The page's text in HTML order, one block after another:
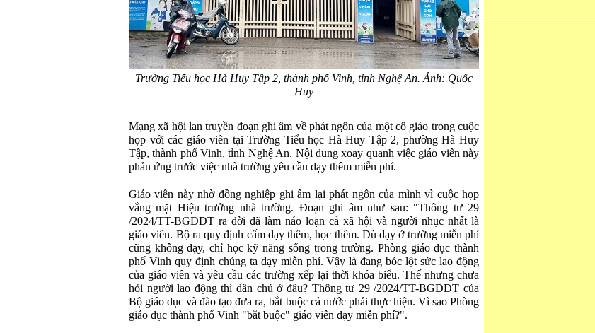
Trường Tiểu học Hà Huy Tập 2, thành phố Vinh, tỉnh Nghệ An. Ảnh: Quốc
Huy
Mạng xã hội lan truyền đoạn ghi âm về phát ngôn của một cô giáo trong cuộc
họp với các giáo viên tại Trường Tiểu học Hà Huy Tập 2, phường Hà Huy
Tập, thành phố Vinh, tỉnh Nghệ An. Nội dung xoay quanh việc giáo viên này
phản ứng trước việc nhà trường yêu cầu dạy thêm miễn phí.
Giáo viên này nhờ đồng nghiệp ghi âm lại phát ngôn của mình vì cuộc họp
vắng mặt Hiệu trưởng nhà trường. Đoạn ghi âm như sau: "Thông tư 29
/2024/TT-BGDĐT ra đời đã làm náo loạn cả xã hội và người nhục nhất là
giáo viên. Bộ ra quy định cấm dạy thêm, học thêm. Dù dạy ở trường miễn phí
cũng không dạy, chỉ học kỹ năng sống trong trường. Phòng giáo dục thành
phố Vinh quy định chúng ta dạy miễn phí. Vậy là đang bóc lột sức lao động
của giáo viên và yêu cầu các trường xếp lại thời khóa biểu. Thế nhưng chưa
hỏi người lao động thì dân chủ ở đâu? Thông tư 29 /2024/TT-BGDĐT của
Bộ giáo dục và đào tạo đưa ra, bắt buộc cả nước phải thực hiện. Vì sao Phòng
giáo dục thành phố Vinh "bắt buộc" giáo viên dạy miễn phí?".